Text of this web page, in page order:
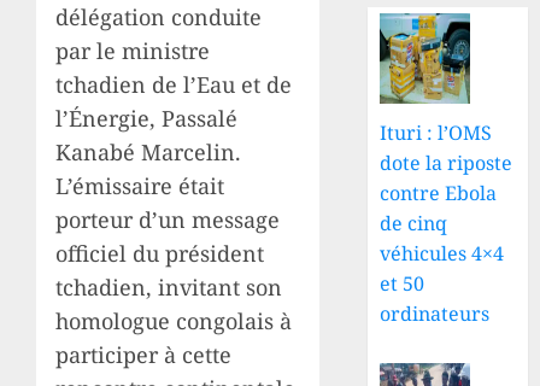
délégation conduite
par le ministre
tchadien de l’Eau et de
l’Énergie, Passalé
Kanabé Marcelin.
L’émissaire était
porteur d’un message
officiel du président
tchadien, invitant son
homologue congolais à
participer à cette
Ituri : l’OMS
dote la riposte
contre Ebola
de cinq
véhicules 4×4
et 50
ordinateurs